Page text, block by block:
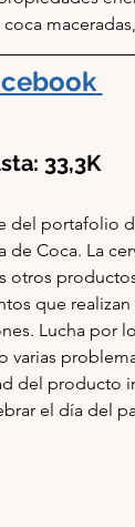
33,3K
portafolio
Coca. La
otros
que
Lucha por
varias
del producto
el día del